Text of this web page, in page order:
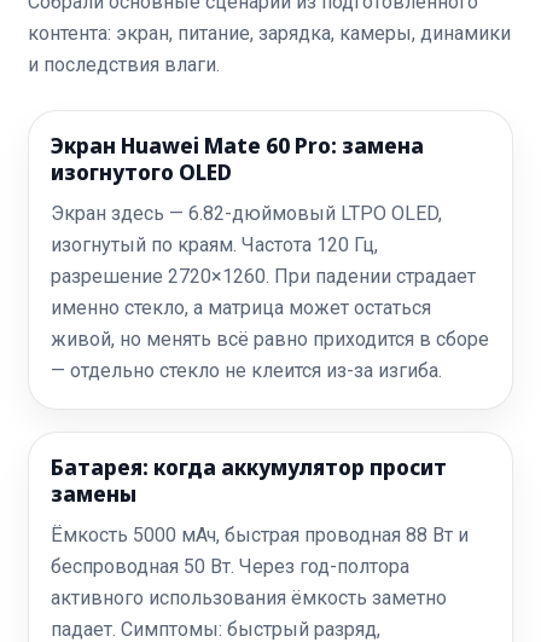
контента: экран, питание, зарядка, камеры, динамики
и последствия влаги.
Экран Huawei Mate 60 Pro: замена
изогнутого OLED
Экран здесь — 6.82-дюймовый LTPO OLED,
изогнутый по краям. Частота 120 Гц,
разрешение 2720×1260. При падении страдает
именно стекло, а матрица может остаться
живой, но менять всё равно приходится в сборе
— отдельно стекло не клеится из-за изгиба.
Батарея: когда аккумулятор просит
замены
Ёмкость 5000 мАч, быстрая проводная 88 Вт и
беспроводная 50 Вт. Через год-полтора
активного использования ёмкость заметно
падает. Симптомы: быстрый разряд,